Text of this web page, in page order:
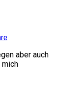
aber auch
mich